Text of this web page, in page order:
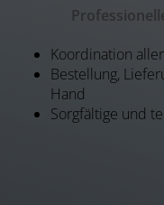
Koordination
Bestellung,
Hand
Sorgfältige und